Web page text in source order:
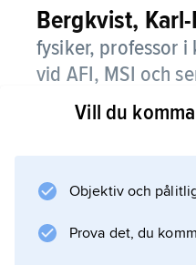
Bergkvist,
fysiker, professor
vid AFI, MSI och
högskolan i
Vill du
Objektiv och
Prova det, du